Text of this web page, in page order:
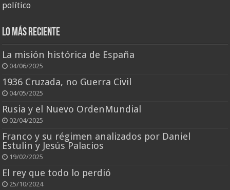
político
Lo más reciente
La misión histórica de España
04/06/2025
1936 Cruzada, no Guerra Civil
04/05/2025
Rusia y el Nuevo OrdenMundial
02/04/2025
Franco y su régimen analizados por Daniel
Estulin y Jesús Palacios
19/02/2025
El rey que todo lo perdió
25/10/2024